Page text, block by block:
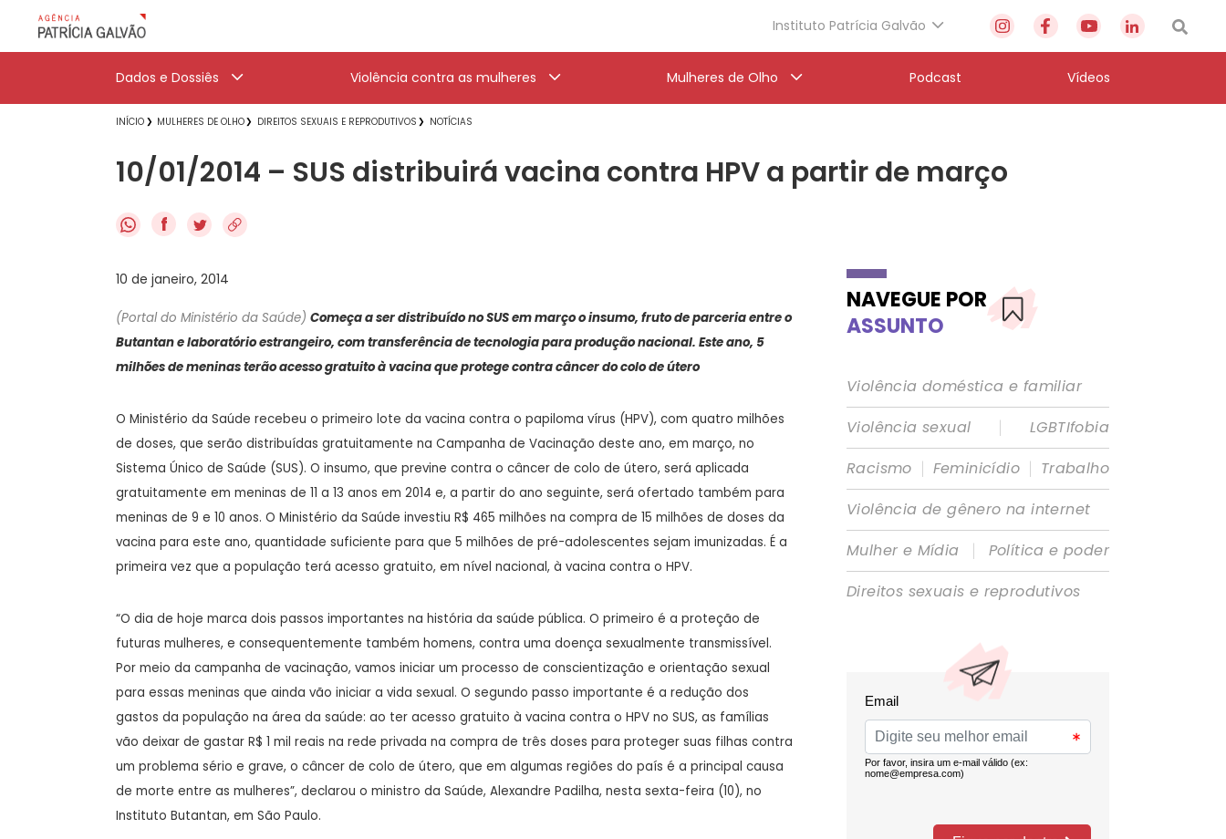
Instituto Patrícia Galvão
Dados e Dossiês Violência contra as mulheres Mulheres de Olho Podcast Vídeos
INÍCIO MULHERES DE OLHO DIREITOS SEXUAIS E REPRODUTIVOS NOTÍCIAS
10/01/2014 – SUS distribuirá vacina contra HPV a partir de março
f
10 de janeiro, 2014
(Portal do Ministério da Saúde) Começa a ser distribuído no SUS em março o insumo, fruto de parceria entre o
Butantan e laboratório estrangeiro, com transferência de tecnologia para produção nacional. Este ano, 5
milhões de meninas terão acesso gratuito à vacina que protege contra câncer do colo de útero
O Ministério da Saúde recebeu o primeiro lote da vacina contra o papiloma vírus (HPV), com quatro milhões
de doses, que serão distribuídas gratuitamente na Campanha de Vacinação deste ano, em março, no
Sistema Único de Saúde (SUS). O insumo, que previne contra o câncer de colo de útero, será aplicada
gratuitamente em meninas de 11 a 13 anos em 2014 e, a partir do ano seguinte, será ofertado também para
meninas de 9 e 10 anos. O Ministério da Saúde investiu R$ 465 milhões na compra de 15 milhões de doses da
vacina para este ano, quantidade suficiente para que 5 milhões de pré-adolescentes sejam imunizadas. É a
primeira vez que a população terá acesso gratuito, em nível nacional, à vacina contra o HPV.
“O dia de hoje marca dois passos importantes na história da saúde pública. O primeiro é a proteção de
futuras mulheres, e consequentemente também homens, contra uma doença sexualmente transmissível.
Por meio da campanha de vacinação, vamos iniciar um processo de conscientização e orientação sexual
para essas meninas que ainda vão iniciar a vida sexual. O segundo passo importante é a redução dos
gastos da população na área da saúde: ao ter acesso gratuito à vacina contra o HPV no SUS, as famílias
vão deixar de gastar R$ 1 mil reais na rede privada na compra de três doses para proteger suas filhas contra
um problema sério e grave, o câncer de colo de útero, que em algumas regiões do país é a principal causa
de morte entre as mulheres”, declarou o ministro da Saúde, Alexandre Padilha, nesta sexta-feira (10), no
Instituto Butantan, em São Paulo.
NAVEGUE POR
ASSUNTO
Violência doméstica e familiar
Violência sexual
|
LGBTIfobia
Racismo | Feminicídio | Trabalho
Violência de gênero na internet
Mulher e Mídia
|
Política e poder
Direitos sexuais e reprodutivos